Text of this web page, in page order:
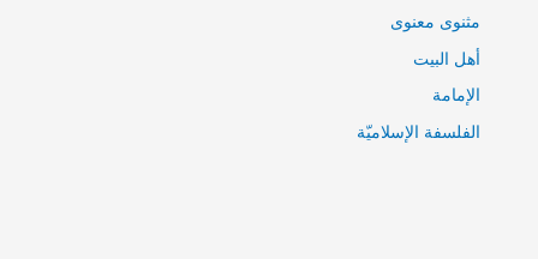
مثنوی معنوی
أهل البيت
الإمامة
الفلسفة الإسلاميّة